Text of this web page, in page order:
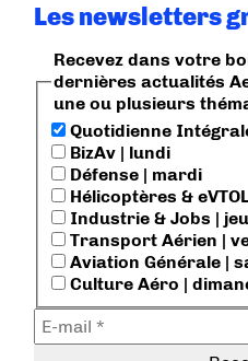
Les newsletters
Recevez dans votre
dernières actualités
une ou plusieurs
Quotidienne
BizAv | lundi
Défense | mardi
Hélicoptères &
Industrie & Jobs |
Transport Aérien |
Aviation Générale |
Culture Aéro |